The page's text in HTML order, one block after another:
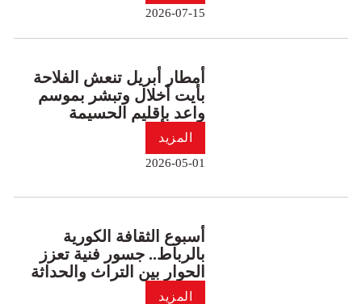
2026-07-15
أمطار أبريل تنعش الفلاحة
بأيت أخلال وتبشر بموسم
واعد بإقليم الحسيمة
المزيد
2026-05-01
أسبوع الثقافة الكورية
بالرباط.. جسور فنية تعزز
الحوار بين التراث والحداثة
المزيد